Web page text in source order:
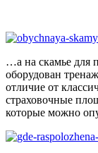
…а на скамье для
оборудован
отличие от
страховочные
которые можно